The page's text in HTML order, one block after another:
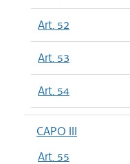
Art. 52
Art. 53
Art. 54
CAPO III
Art. 55